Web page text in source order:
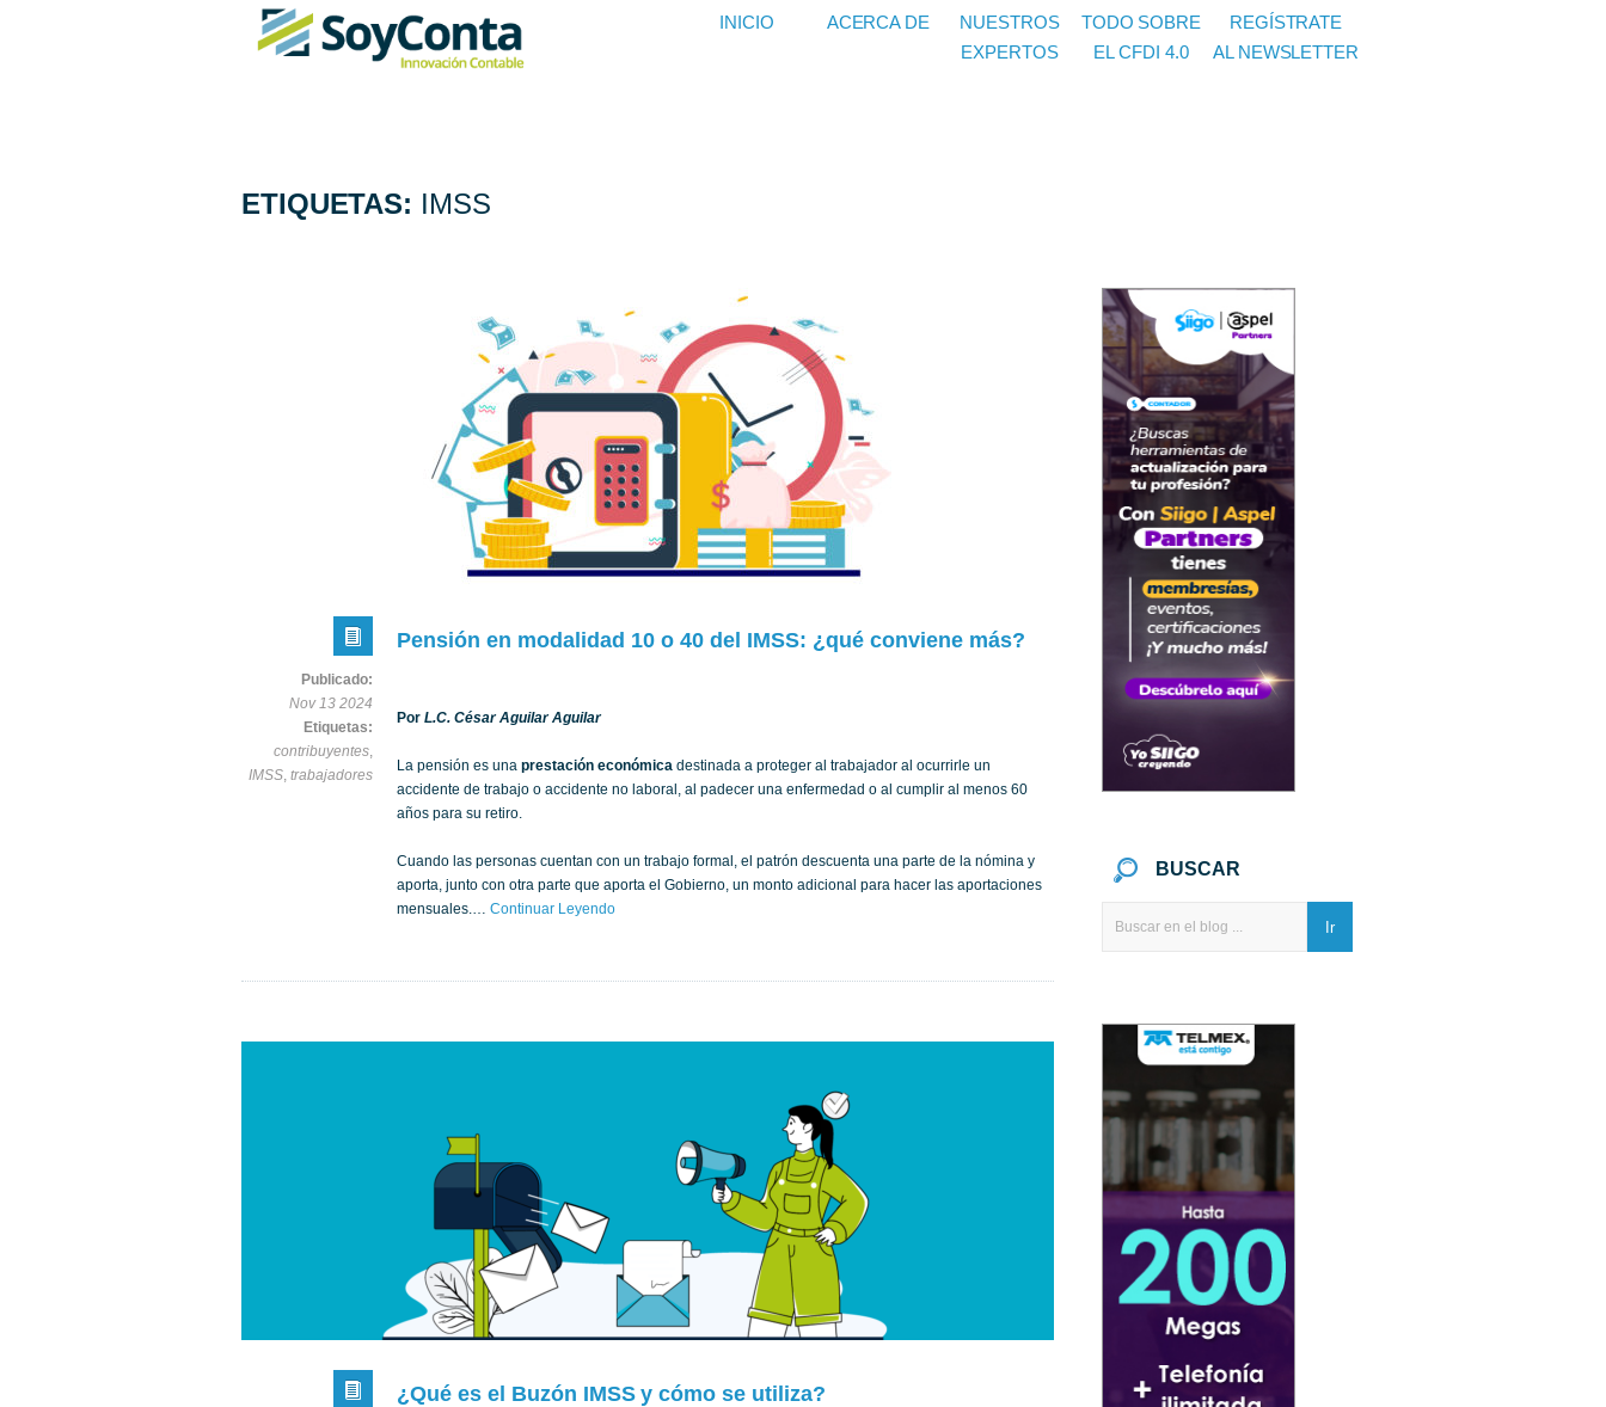
INICIO ACERCA DE
NUESTROS
EXPERTOS
TODO SOBRE
EL CFDI 4.0
REGÍSTRATE
AL NEWSLETTER
ETIQUETAS: IMSS
Pensión en modalidad 10 o 40 del IMSS: ¿qué conviene más?
Por L.C. César Aguilar Aguilar
La pensión es una prestación económica destinada a proteger al trabajador al ocurrirle un
accidente de trabajo o accidente no laboral, al padecer una enfermedad o al cumplir al menos 60
años para su retiro.
Cuando las personas cuentan con un trabajo formal, el patrón descuenta una parte de la nómina y
aporta, junto con otra parte que aporta el Gobierno, un monto adicional para hacer las aportaciones
mensuales.… Continuar Leyendo
Publicado:
Nov 13 2024
Etiquetas:
contribuyentes,
IMSS, trabajadores
¿Qué es el Buzón IMSS y cómo se utiliza?
BUSCAR